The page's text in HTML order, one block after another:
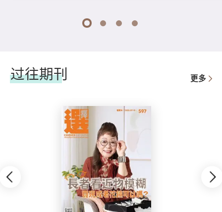
1 2 3 4
过往期刊 更多